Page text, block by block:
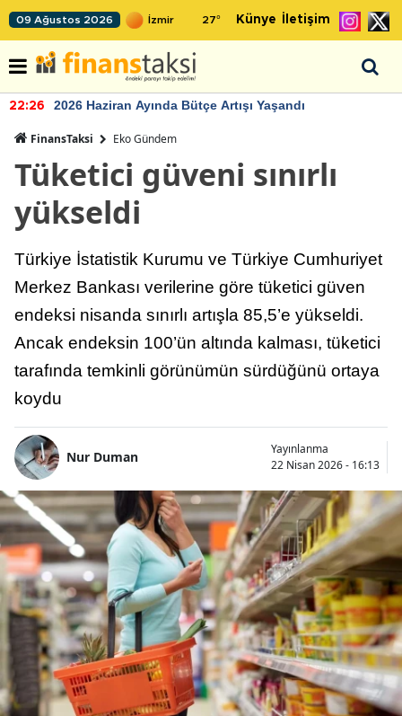
09 Ağustos 2026 27° Künye İletişim
22:26 2026 Haziran Ayında Bütçe Artışı Yaşandı
FinansTaksi Eko Gündem
Tüketici güveni sınırlı
yükseldi
Türkiye İstatistik Kurumu ve Türkiye Cumhuriyet
Merkez Bankası verilerine göre tüketici güven
endeksi nisanda sınırlı artışla 85,5’e yükseldi.
Ancak endeksin 100’ün altında kalması, tüketici
tarafında temkinli görünümün sürdüğünü ortaya
koydu
Nur Duman
Yayınlanma
22 Nisan 2026 - 16:13